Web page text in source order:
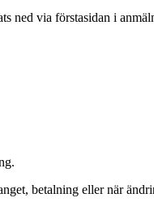
via förstasidan i
betalning eller när